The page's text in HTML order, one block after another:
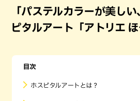
「パステルカラーが美し
ピタルアート「アトリエ ほ
目次
ホスピタルアートとは？